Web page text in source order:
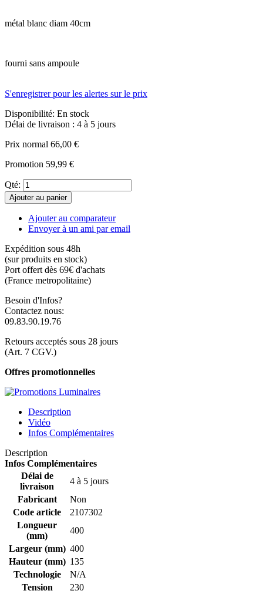
métal blanc diam 40cm
fourni sans ampoule
S'enregistrer pour les alertes sur le prix
Disponibilité: En stock
Délai de livraison : 4 à 5 jours
Prix normal 66,00 €
Promotion 59,99 €
Qté:
Ajouter au panier
Ajouter au comparateur
Envoyer à un ami par email
Expédition sous 48h
(sur produits en stock)
Port offert dès 69€ d'achats
(France metropolitaine)
Besoin d'Infos?
Contactez nous:
09.83.90.19.76
Retours acceptés sous 28 jours
(Art. 7 CGV.)
Offres promotionnelles
Description
Vidéo
Infos Complémentaires
Description
Infos Complémentaires
Délai de
livraison
4 à 5 jours
Fabricant
Non
Code article
2107302
Longueur
(mm)
400
Largeur (mm) 400
Hauteur (mm) 135
Technologie
N/A
Tension
230